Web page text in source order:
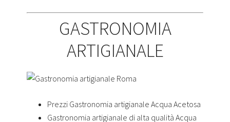
GASTRONOMIA
ARTIGIANALE
Prezzi Gastronomia artigianale Acqua Acetosa
Gastronomia artigianale di alta qualità Acqua